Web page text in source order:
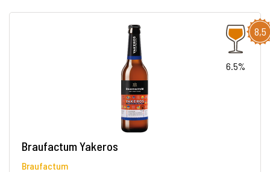
8,5
6.5%
Braufactum Yakeros
Braufactum